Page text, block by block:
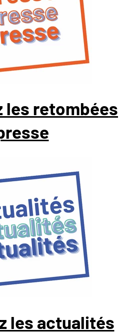
les retombées
les actualités